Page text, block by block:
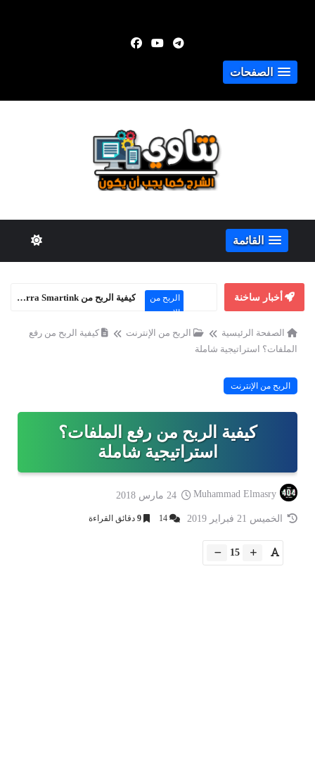
الصفحات
القائمة
أخبار ساخنة
الربح من
الإنترنت
كيفية الربح من Adsterra Smartink حتى بدون موقع إلكتروني
الصفحة الرئيسية الربح من الإنترنت
كيفية الربح من رفع
الملفات؟ استراتيجية شاملة
الربح من الإنترنت
كيفية الربح من رفع الملفات؟
استراتيجية شاملة
Muhammad Elmasry
الخميس 21 فبراير 2019 14
9 دقائق القراءة
15